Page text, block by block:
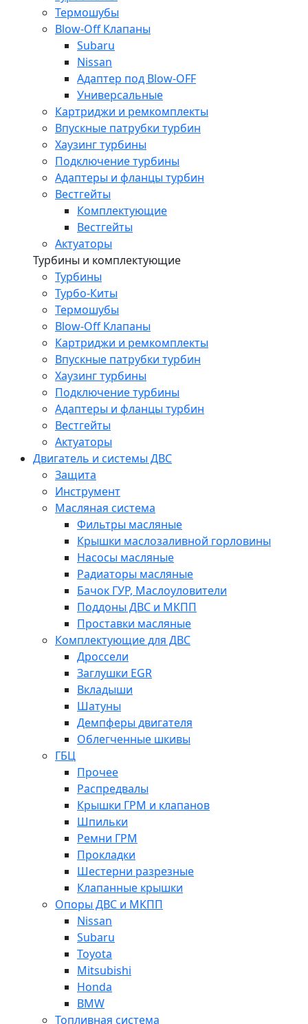
Термошубы
Blow-Off Клапаны
Subaru
Nissan
Адаптер под Blow-OFF
Универсальные
Картриджи и ремкомплекты
Впускные патрубки турбин
Хаузинг турбины
Подключение турбины
Адаптеры и фланцы турбин
Вестгейты
Комплектующие
Вестгейты
Актуаторы
Турбины и комплектующие
Турбины
Турбо-Киты
Термошубы
Blow-Off Клапаны
Картриджи и ремкомплекты
Впускные патрубки турбин
Хаузинг турбины
Подключение турбины
Адаптеры и фланцы турбин
Вестгейты
Актуаторы
Двигатель и системы ДВС
Защита
Инструмент
Масляная система
Фильтры масляные
Крышки маслозаливной горловины
Насосы масляные
Радиаторы масляные
Бачок ГУР, Маслоуловители
Поддоны ДВС и МКПП
Проставки масляные
Комплектующие для ДВС
Дроссели
Заглушки EGR
Вкладыши
Шатуны
Демпферы двигателя
Облегченные шкивы
ГБЦ
Прочее
Распредвалы
Крышки ГРМ и клапанов
Шпильки
Ремни ГРМ
Прокладки
Шестерни разрезные
Клапанные крышки
Опоры ДВС и МКПП
Nissan
Subaru
Toyota
Mitsubishi
Honda
BMW
Топливная система